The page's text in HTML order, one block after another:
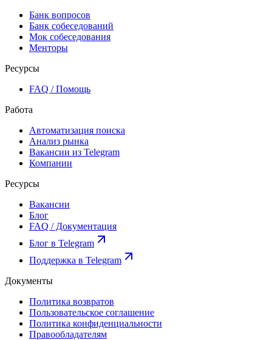
Банк вопросов
Банк собеседований
Мок собеседования
Менторы
Ресурсы
FAQ / Помощь
Работа
Автоматизация поиска
Анализ рынка
Вакансии из Telegram
Компании
Ресурсы
Вакансии
Блог
FAQ / Документация
Блог в Telegram
Поддержка в Telegram
Документы
Политика возвратов
Пользовательское соглашение
Политика конфиденциальности
Правообладателям